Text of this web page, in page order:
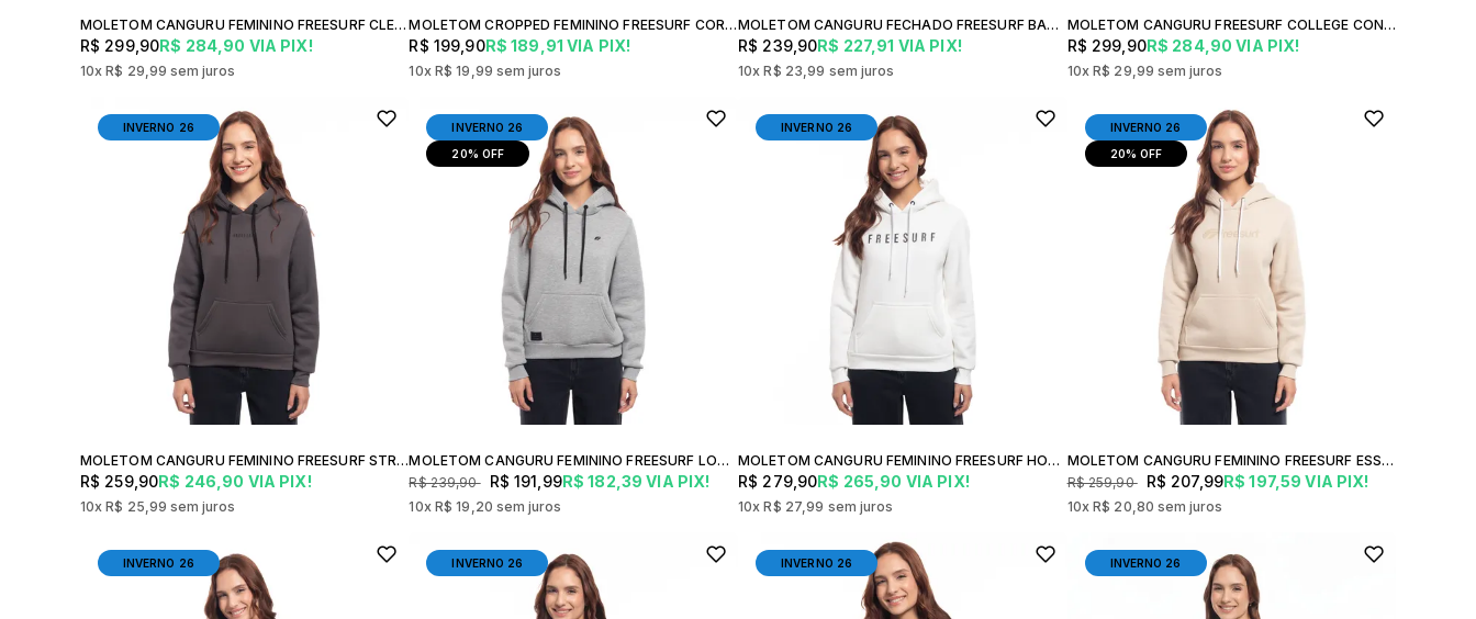
MOLETOM CANGURU FEMININO FREESURF CLEAN CONFORTO ESTILO URBANO INVERNO CASUAL
R$ 284,90 VIA PIX!
R$ 299,90
10xR$ 29,99sem juros
MOLETOM CROPPED FEMININO FREESURF CORSET CONFORTO ESTILO URBANO INVERNO CASUAL
R$ 189,91 VIA PIX!
R$ 199,90
10x R$ 19,99sem juros
MOLETOM CANGURU FECHADO FREESURF BASIC TOQUE MACIO STREET STYLE FEMININA USO URBANO
R$ 227,91 VIA PIX!
R$ 239,90
10xR$ 23,99 sem juros
MOLETOM CANGURU FREESURF COLLEGE CONFORTO PREMIUM LETTERING FEMININA URBANO CASUAL
R$ 284,90 VIA PIX!
R$ 299,90
10xR$ 29,99sem juros
INVERNO 26
MOLETOM CANGURU FEMININO FREESURF STREET ESTILO CASUAL URBANO
R$ 246,90 VIA PIX!
R$ 259,90
10xR$ 25,99sem juros
20% OFF
INVERNO 26
MOLETOM CANGURU FEMININO FREESURF LOGO CONFORTO ESTILO URBANO INVERNO CASUAL
R$ 182,39 VIA PIX!
R$ 239,90 R$ 191,99
10x R$ 19,20sem juros
INVERNO 26
MOLETOM CANGURU FEMININO FREESURF HOODIE GLITTER PREMIUM
R$ 265,90 VIA PIX!
R$ 279,90
10xR$ 27,99 sem juros
20% OFF
INVERNO 26
MOLETOM CANGURU FEMININO FREESURF ESSENCIAL ESTILO AUTÊNTICO INVERNO URBANO
R$ 197,59 VIA PIX!
R$ 259,90 R$ 207,99
10xR$ 20,80sem juros
INVERNO 26 INVERNO 26 INVERNO 26 INVERNO 26